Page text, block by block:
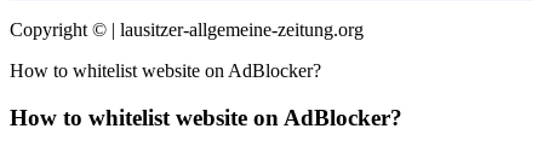
Copyright © | lausitzer-allgemeine-zeitung.org
How to whitelist website on AdBlocker?
How to whitelist website on AdBlocker?